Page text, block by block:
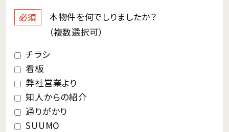
必須 本物件を何で しりましたか？
（複数選択可）
チラシ
看板
弊社営業より
知人からの紹介
通りがかり
SUUMO